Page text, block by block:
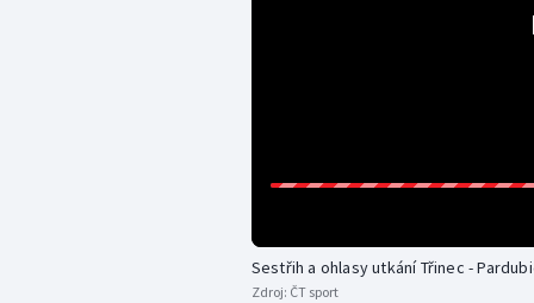
Sestřih a ohlasy utkání Třinec -
Zdroj: ČT sport